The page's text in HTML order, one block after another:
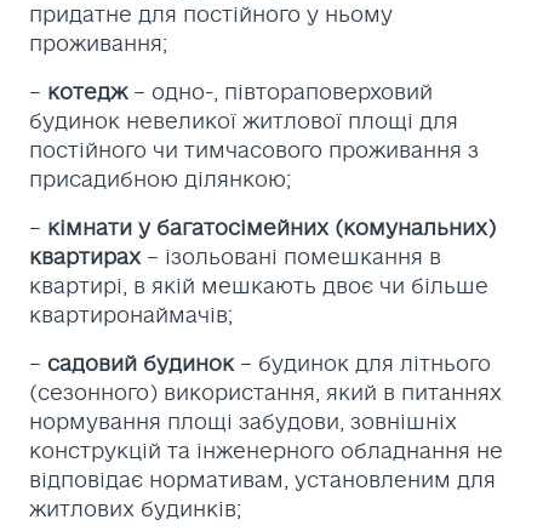
придатне для постійного у ньому
проживання;
– котедж– одно-, півтораповерховий
будинок невеликої житлової площі для
постійного чи тимчасового проживання з
присадибною ділянкою;
– кімнати у багатосімейних (комунальних)
квартирах– ізольовані помешкання в
квартирі, в якій мешкають двоє чи більше
квартиронаймачів;
– садовий будинок– будинок для літнього
(сезонного) використання, який в питаннях
нормування площі забудови, зовнішніх
конструкцій та інженерного обладнання не
відповідає нормативам, установленим для
житлових будинків;